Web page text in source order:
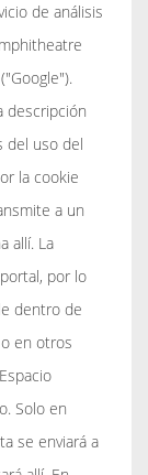
de análisis
descripción
del uso del
la cookie
a un
allí. La
por lo
dentro de
en otros
Solo en
se enviará a